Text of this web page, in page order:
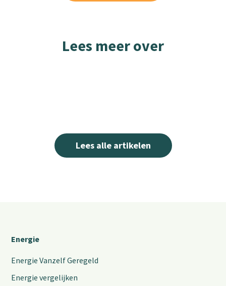
Lees meer over
Lees alle artikelen
Energie
Energie Vanzelf Geregeld
Energie vergelijken